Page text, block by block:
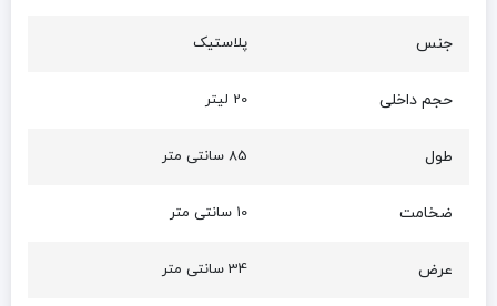
جنس پلاستیک
حجم داخلی 20 لیتر
طول 85 سانتی متر
ضخامت 10 سانتی متر
عرض 34 سانتی متر